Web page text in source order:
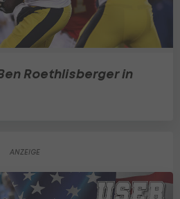
Roethlisberger in